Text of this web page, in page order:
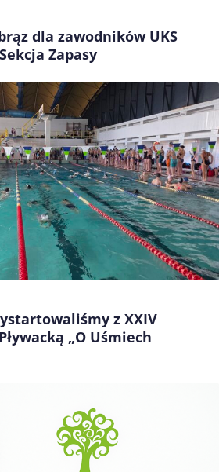
dla zawodników UKS
Zapasy
z XXIV
„O Uśmiech